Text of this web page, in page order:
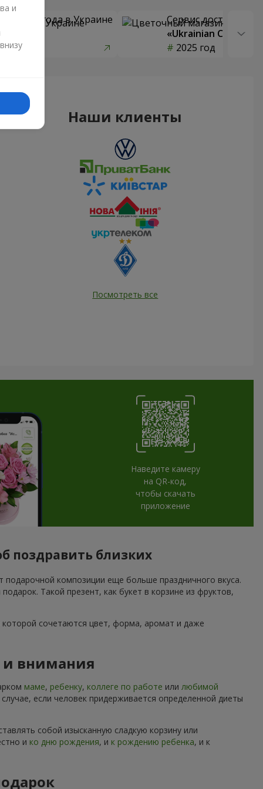
цветов года в Украине
Сервис доставки
«Ukrainian Choice»
2025 год
Наши клиенты
Посмотреть все
Наведите камеру
на QR-код,
чтобы скачать
приложение
поздравить близких
композиции еще больше праздничного вкуса.
Такой презент, как букет в корзине из фруктов,
сочетаются цвет, форма, аромат и даже
и внимания
маме, ребенку, коллеге по работе или любимой
если человек придерживается определенной диеты
собой изысканную сладкую корзину или
и ко дню рождения, и к рождению ребенка, и к
и